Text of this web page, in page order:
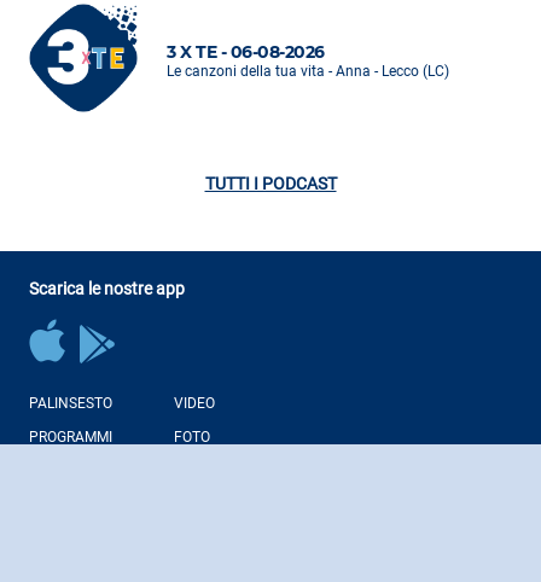
3 X TE - 06-08-2026
Le canzoni della tua vita - Anna - Lecco (LC)
TUTTI I PODCAST
Scarica le nostre app
PALINSESTO
PROGRAMMI
VIDEO
FOTO